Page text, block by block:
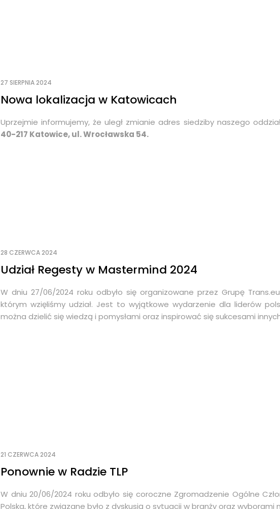
27 SIERPNIA 2024
Nowa lokalizacja w Katowicach
Uprzejmie informujemy, że uległ zmianie adres siedziby naszego
40-217 Katowice, ul. Wrocławska 54.
28 CZERWCA 2024
Udział Regesty w Mastermind 2024
W dniu 27/06/2024 roku odbyło się organizowane przez Grupę
którym wzięliśmy udział. Jest to wyjątkowe wydarzenie dla liderów
można dzielić się wiedzą i pomysłami oraz inspirować się sukcesami
21 CZERWCA 2024
Ponownie w Radzie TLP
W dniu 20/06/2024 roku odbyło się coroczne Zgromadzenie Ogólne
Polska, które związane było z dyskusją o sytuacji w branży oraz wyborami